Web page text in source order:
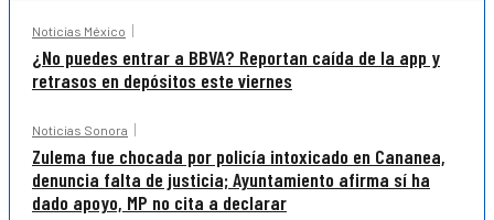
Noticias México
¿No puedes entrar a BBVA? Reportan caída de la app y
retrasos en depósitos este viernes
Noticias Sonora
Zulema fue chocada por policía intoxicado en Cananea,
denuncia falta de justicia; Ayuntamiento afirma sí ha
dado apoyo, MP no cita a declarar